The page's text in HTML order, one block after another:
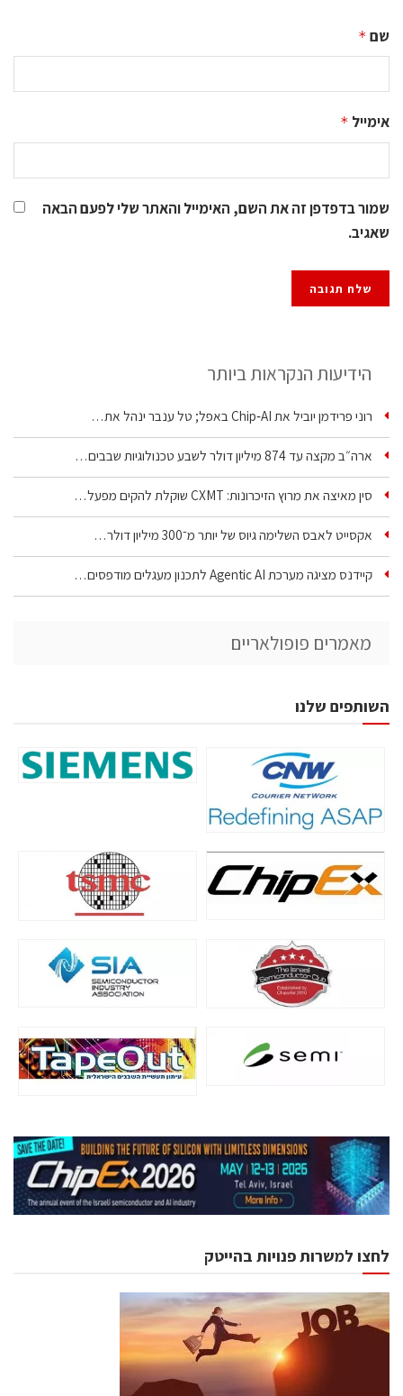
שם *
אימייל *
שמור בדפדפן זה את השם, האימייל והאתר שלי לפעם הבאה
שאגיב.
הידיעות הנקראות ביותר
רוני פרידמן יוביל את Chip‑AI באפל; טל ענבר ינהל את…
ארה״ב מקצה עד 874 מיליון דולר לשבע טכנולוגיות שבבים…
סין מאיצה את מרוץ הזיכרונות: CXMT שוקלת להקים מפעל…
אקסייט לאבס השלימה גיוס של יותר מ־300 מיליון דולר…
קיידנס מציגה מערכת Agentic AI לתכנון מעגלים מודפסים…
מאמרים פופולאריים
השותפים שלנו
לחצו למשרות פנויות בהייטק